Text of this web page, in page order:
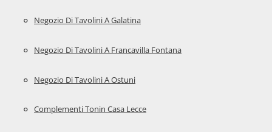
Negozio Di Tavolini A Galatina
Negozio Di Tavolini A Francavilla Fontana
Negozio Di Tavolini A Ostuni
Complementi Tonin Casa Lecce